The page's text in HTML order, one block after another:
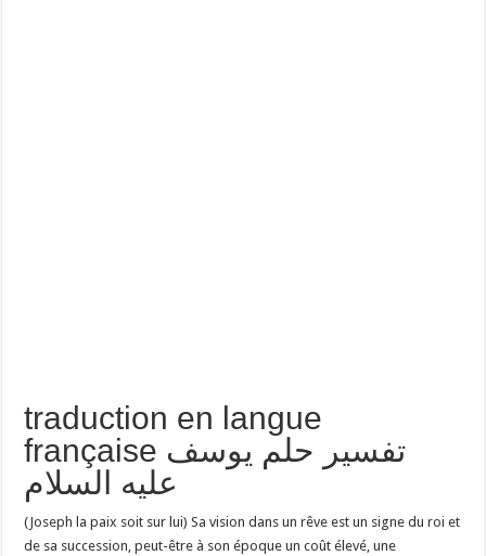
traduction en langue
française تفسير حلم يوسف
عليه السلام
(Joseph la paix soit sur lui) Sa vision dans un rêve est un signe du roi et
de sa succession, peut-être à son époque un coût élevé, une